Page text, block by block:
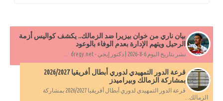
بيان ناري من خوان بيزيرا ضد الزمالك.. يكشف كواليس أزمة
الرحيل ويتهم الإدارة بعدم الوفاء بالوعود
نشر بتاريخ اليوم 6-8-2026 | دكتور إيجي - dregy.net ...
قرعة الدور التمهيدي لدوري أبطال أفريقيا 2026/2027
بمشاركة الزمالك وبيراميدز
قرعة الدور التمهيدي لدوري أبطال أفريقيا 2026/2027 بمشاركة
الزمالك...